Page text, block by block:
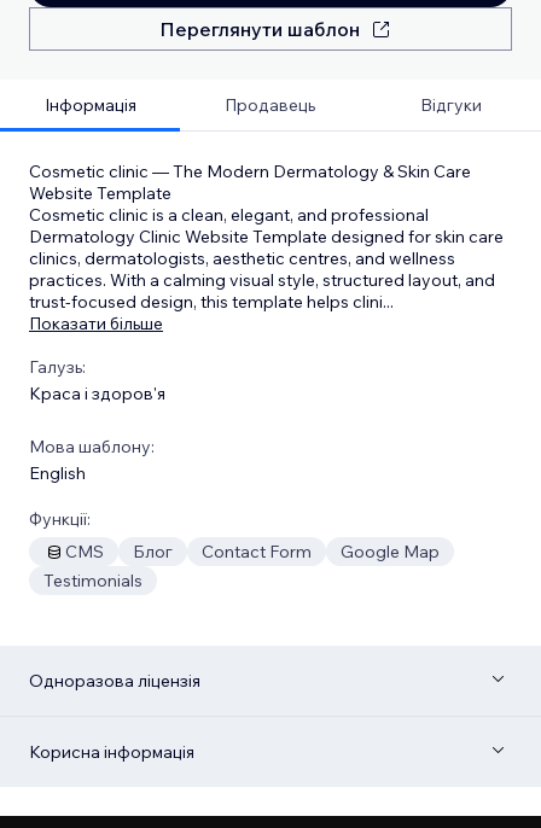
Переглянути шаблон
Інформація Продавець Відгуки
Cosmetic clinic — The Modern Dermatology & Skin Care
Website Template
Cosmetic clinic is a clean, elegant, and professional
Dermatology Clinic Website Template designed for skin care
clinics, dermatologists, aesthetic centres, and wellness
practices. With a calming visual style, structured layout, and
trust-focused design, this template helps clini...
Показати більше
Галузь:
Краса і здоров'я
Мова шаблону:
English
Функції:
CMS
Блог Contact Form
Google Map
Testimonials
Одноразова ліцензія
Корисна інформація